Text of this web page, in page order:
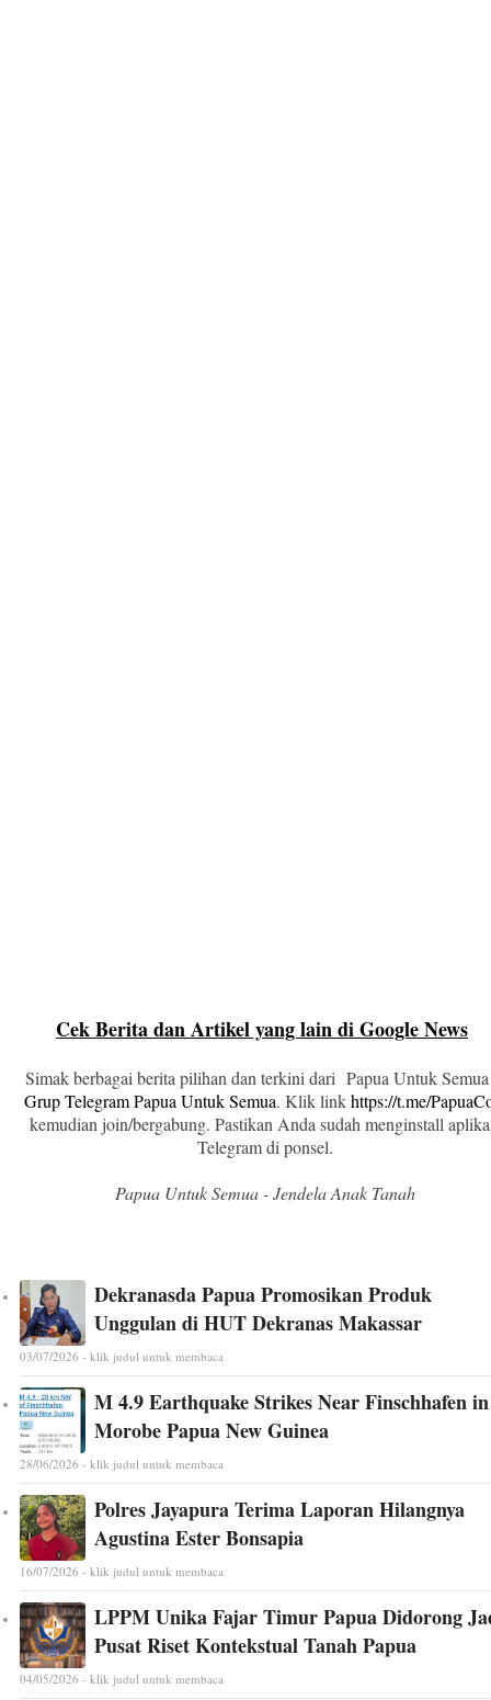
Cek Berita dan Artikel yang lain di Google News
Simak berbagai berita pilihan dan terkini dari Papua Untuk
Grup Telegram Papua Untuk Semua. Klik linkhttps://t.me/
kemudian join/bergabung. Pastikan Anda sudah menginstall
Telegram di ponsel.
Papua Untuk Semua - Jendela Anak Tanah
Dekranasda Papua Promosikan Produk
Unggulan di HUT Dekranas Makassar
03/07/2026 - klik judul untuk membaca
M 4.9 Earthquake Strikes Near Finschhafen in
Morobe Papua New Guinea
28/06/2026 - klik judul untuk membaca
Polres Jayapura Terima Laporan Hilangnya
Agustina Ester Bonsapia
16/07/2026 - klik judul untuk membaca
LPPM Unika Fajar Timur Papua Didorong
Pusat Riset Kontekstual Tanah Papua
04/05/2026 - klik judul untuk membaca